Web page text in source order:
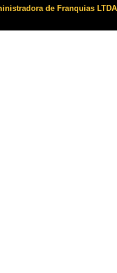
de Franquias